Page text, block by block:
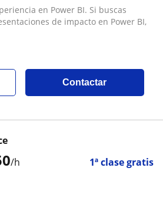
en Power BI. Si buscas
de impacto en Power BI,
Contactar
/h 1ª clase gratis